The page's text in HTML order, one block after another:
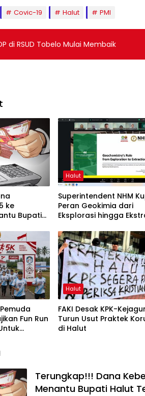
Covic-19 Halut PMI
di RSUD Tobelo Mulai Membaik
ke
Bupati
Halut
Superintendent NHM
Peran Geokimia dari
Eksplorasi hingga
UNG
Fun Run
Halut
FAKI Desak KPK-
Turun Usut Praktek
di Halut
Terungkap!!! Dana
Menantu Bupati Halut